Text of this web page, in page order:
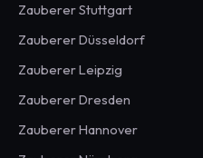
ZaubererStuttgart
ZaubererDüsseldorf
ZaubererLeipzig
ZaubererDresden
ZaubererHannover